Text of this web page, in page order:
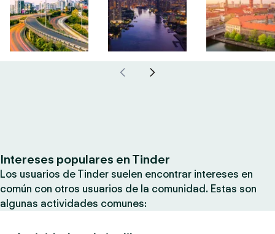
Intereses populares en Tinder
Los usuarios de Tinder suelen encontrar intereses en
común con otros usuarios de la comunidad. Estas son
algunas actividades comunes: